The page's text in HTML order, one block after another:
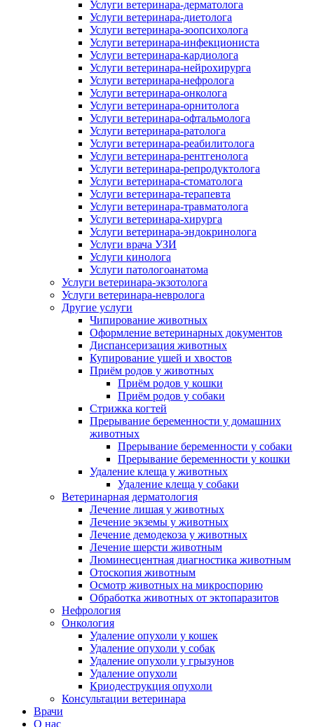
Услуги ветеринара-дерматолога
Услуги ветеринара-диетолога
Услуги ветеринара-зоопсихолога
Услуги ветеринара-инфекциониста
Услуги ветеринара-кардиолога
Услуги ветеринара-нейрохирурга
Услуги ветеринара-нефролога
Услуги ветеринара-онколога
Услуги ветеринара-орнитолога
Услуги ветеринара-офтальмолога
Услуги ветеринара-ратолога
Услуги ветеринара-реабилитолога
Услуги ветеринара-рентгенолога
Услуги ветеринара-репродуктолога
Услуги ветеринара-стоматолога
Услуги ветеринара-терапевта
Услуги ветеринара-травматолога
Услуги ветеринара-хирурга
Услуги ветеринара-эндокринолога
Услуги врача УЗИ
Услуги кинолога
Услуги патологоанатома
Услуги ветеринара-экзотолога
Услуги ветеринара-невролога
Другие услуги
Чипирование животных
Оформление ветеринарных документов
Диспансеризация животных
Купирование ушей и хвостов
Приём родов у животных
Приём родов у кошки
Приём родов у собаки
Стрижка когтей
Прерывание беременности у домашних
животных
Прерывание беременности у собаки
Прерывание беременности у кошки
Удаление клеща у животных
Удаление клеща у собаки
Ветеринарная дерматология
Лечение лишая у животных
Лечение экземы у животных
Лечение демодекоза у животных
Лечение шерсти животным
Люминесцентная диагностика животным
Отоскопия животным
Осмотр животных на микроспорию
Обработка животных от эктопаразитов
Нефрология
Онкология
Удаление опухоли у кошек
Удаление опухоли у собак
Удаление опухоли у грызунов
Удаление опухоли
Криодеструкция опухоли
Консультации ветеринара
Врачи
О нас